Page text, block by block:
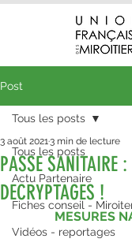
Post
Tous les posts
Actu Partenaire
Fiches conseil -
Vidéos - reportages
Tous les posts
PASSE SANITAIRE
DECRYPTAGES !
3 août 20213 min de lecture
MESURES